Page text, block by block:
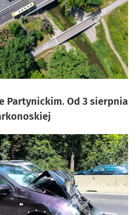
Partynickim. Od 3 sierpnia